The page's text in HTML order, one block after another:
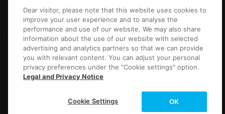
Infos légalesCGVConditions du jeu-concoursProtection des données
Paramètres de cookiesEULAPaiement / Livraison
registered trademarks of their respective owners.
Dear visitor, please note that this website uses cookies to
improve your user experience and to analyse the
performance and use of our website. We may also share
information about the use of our website with selected
advertising and analytics partners so that we can provide
you with relevant content. You can adjust your personal
privacy preferences under the "Cookie settings" option.
Legal and Privacy Notice
OK
Cookie Settings